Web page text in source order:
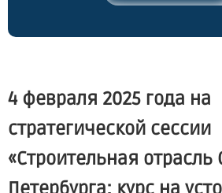
4 февраля 2025 года на
стратегической сессии
«Строительная отрасль